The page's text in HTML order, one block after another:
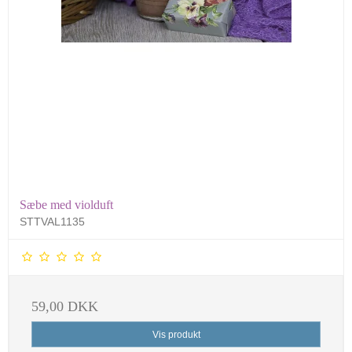
Sæbe med violduft
STTVAL1135
59,00 DKK
Vis produkt